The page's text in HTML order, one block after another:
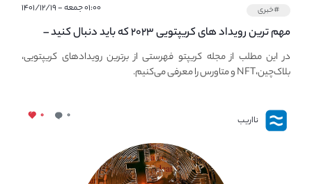
#خبری ۰۱:۰۰ جمعه - ۱۴۰۱/۱۲/۱۹
مهم ترین رویداد های کریپتویی ۲۰۲۳ که باید دنبال کنید –
معرفی بهترین رویداد های جهانی
در این مطلب از مجله کریپتو فهرستی از برترین رویدادهای کریپتویی،
بلاک‌چین،NFT و متاورس را معرفی می‌کنیم.
نااریب ۰ ۰